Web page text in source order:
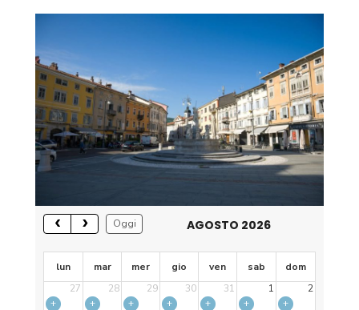
Oggi AGOSTO 2026
lun mar mer gio ven sab
dom
27
28 29 30 31 1
2
+
+ + + + +
+